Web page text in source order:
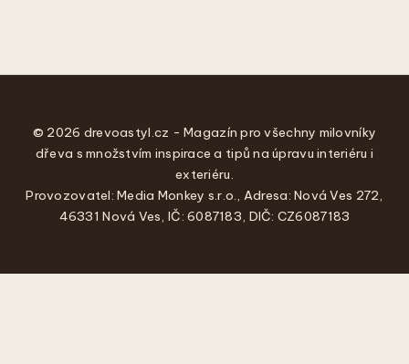
© 2026 drevoastyl.cz - Magazín pro všechny milovníky
dřeva s množstvím inspirace a tipů na úpravu interiéru i
exteriéru.
Provozovatel: Media Monkey s.r.o., Adresa: Nová Ves 272,
46331 Nová Ves, IČ: 6087183, DIČ: CZ6087183